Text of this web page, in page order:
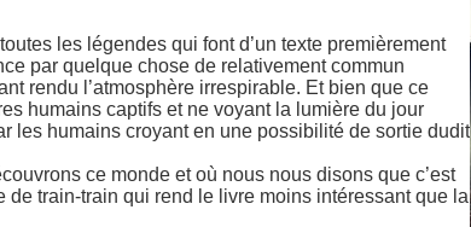
les légendes qui font d’un texte premièrement
par quelque chose de relativement commun
rendu l’atmosphère irrespirable. Et bien que ce
humains captifs et ne voyant la lumière du jour
les humains croyant en une possibilité de sortie dudit
ce monde et où nous nous disons que c’est
train-train qui rend le livre moins intéressant que la